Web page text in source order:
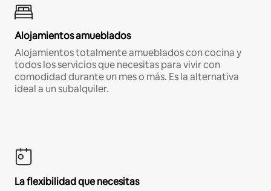
Alojamientos amueblados
Alojamientos totalmente amueblados con cocina y
todos los servicios que necesitas para vivir con
comodidad durante un mes o más. Es la alternativa
ideal a un subalquiler.
La flexibilidad que necesitas